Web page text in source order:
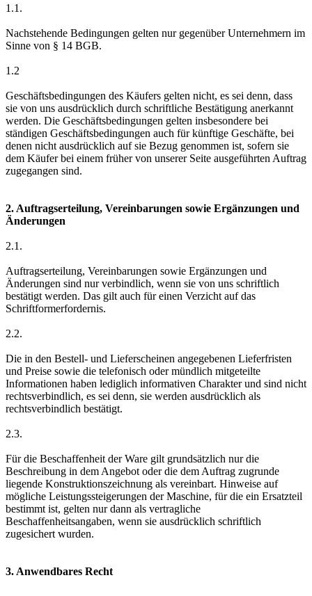
1.1.
Nachstehende Bedingungen gelten nur gegenüber Unternehmern im
Sinne von § 14 BGB.
1.2
Geschäftsbedingungen des Käufers gelten nicht, es sei denn, dass
sie von uns ausdrücklich durch schriftliche Bestätigung anerkannt
werden. Die Geschäftsbedingungen gelten insbesondere bei
ständigen Geschäftsbedingungen auch für künftige Geschäfte, bei
denen nicht ausdrücklich auf sie Bezug genommen ist, sofern sie
dem Käufer bei einem früher von unserer Seite ausgeführten Auftrag
zugegangen sind.
2. Auftragserteilung, Vereinbarungen sowie Ergänzungen und
Änderungen
2.1.
Auftragserteilung, Vereinbarungen sowie Ergänzungen und
Änderungen sind nur verbindlich, wenn sie von uns schriftlich
bestätigt werden. Das gilt auch für einen Verzicht auf das
Schriftformerfordernis.
2.2.
Die in den Bestell- und Lieferscheinen angegebenen Lieferfristen
und Preise sowie die telefonisch oder mündlich mitgeteilte
Informationen haben lediglich informativen Charakter und sind nicht
rechtsverbindlich, es sei denn, sie werden ausdrücklich als
rechtsverbindlich bestätigt.
2.3.
Für die Beschaffenheit der Ware gilt grundsätzlich nur die
Beschreibung in dem Angebot oder die dem Auftrag zugrunde
liegende Konstruktionszeichnung als vereinbart. Hinweise auf
mögliche Leistungssteigerungen der Maschine, für die ein Ersatzteil
bestimmt ist, gelten nur dann als vertragliche
Beschaffenheitsangaben, wenn sie ausdrücklich schriftlich
zugesichert wurden.
3. Anwendbares Recht